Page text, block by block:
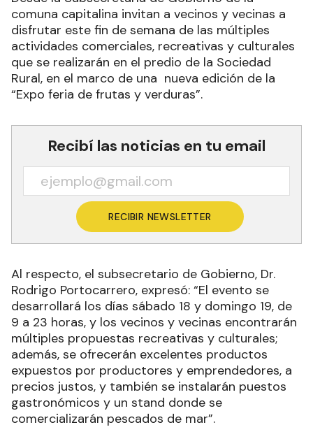
comuna capitalina invitan a vecinos y vecinas a
disfrutar este fin de semana de las múltiples
actividades comerciales, recreativas y culturales
que se realizarán en el predio de la Sociedad
Rural, en el marco de una nueva edición de la
“Expo feria de frutas y verduras”.
Recibí las noticias en tu email
RECIBIR NEWSLETTER
Al respecto, el subsecretario de Gobierno, Dr.
Rodrigo Portocarrero, expresó: “El evento se
desarrollará los días sábado 18 y domingo 19, de
9 a 23 horas, y los vecinos y vecinas encontrarán
múltiples propuestas recreativas y culturales;
además, se ofrecerán excelentes productos
expuestos por productores y emprendedores, a
precios justos, y también se instalarán puestos
gastronómicos y un stand donde se
comercializarán pescados de mar”.